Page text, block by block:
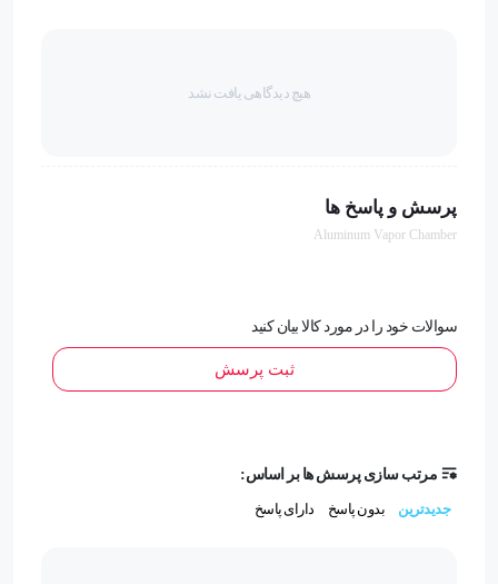
ورق انتقال حرارت
هیچ دیدگاهی یافت نشد
پرسش و پاسخ ها
Aluminum Vapor Chamber
سوالات خود را در مورد کالا بیان کنید
ثبت پرسش
مرتب سازی پرسش ها بر اساس:
جدیدترین بدون پاسخ دارای پاسخ